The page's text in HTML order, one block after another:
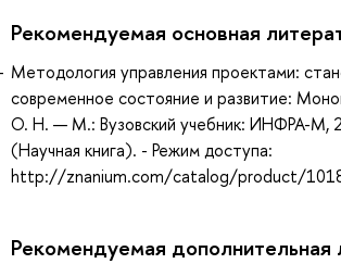
Рекомендуемая основная
Методология управления проектами:
современное состояние и развитие:
О. Н. — М.: Вузовский учебник: ИНФРА-М,
(Научная книга). - Режим доступа:
http://znanium.com/catalog/product/
Рекомендуемая дополнительная